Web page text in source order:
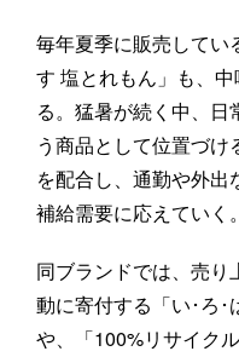
毎年夏季に販売してい
す 塩とれもん」も、
る。猛暑が続く中、
う商品として位置づ
を配合し、通勤や外
補給需要に応えていく。
同ブランドでは、売
動に寄付する「い･ろ･
や、「100%リサイク